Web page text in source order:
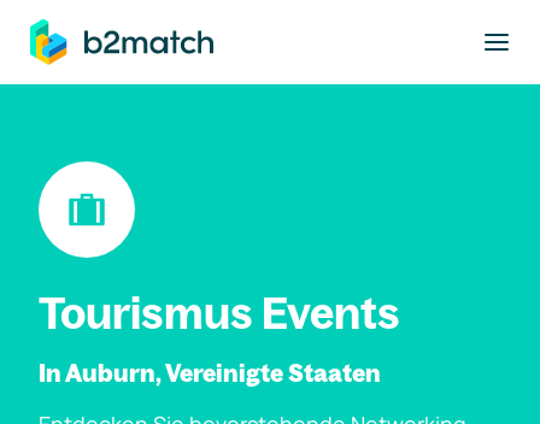
springen
Tourismus Events
In Auburn, Vereinigte Staaten